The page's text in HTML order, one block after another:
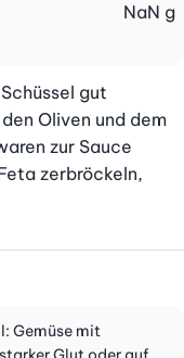
NaN g
gut
Oliven und dem
zur Sauce
zerbröckeln,
Gemüse mit